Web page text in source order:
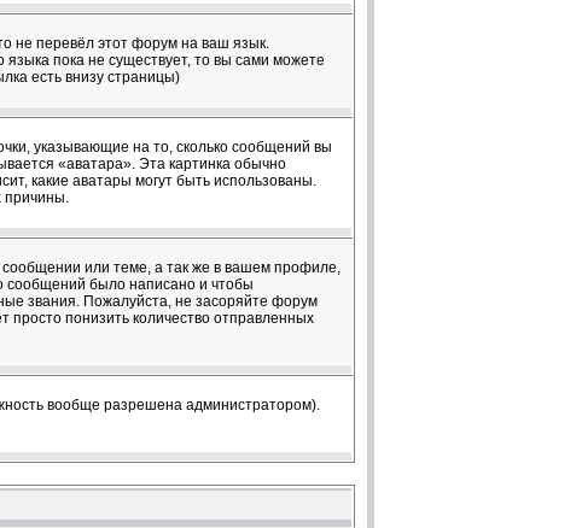
не перевёл этот форум на ваш язык.
пока не существует, то вы сами можете
есть внизу страницы)
указывающие на то, сколько сообщений вы
«аватара». Эта картинка обычно
какие аватары могут быть использованы.
причины.
или теме, а так же в вашем профиле,
сообщений было написано и чтобы
звания. Пожалуйста, не засоряйте форум
понизить количество отправленных
вообще разрешена администратором).